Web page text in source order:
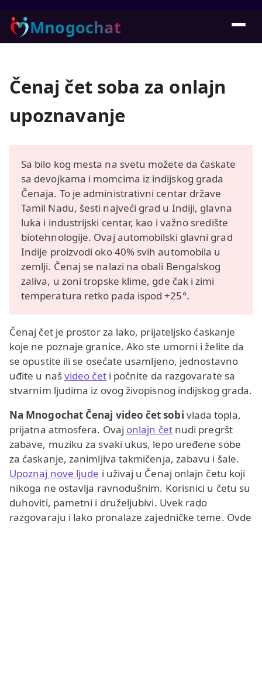
Mnogochat
Čenaj čet soba za onlajn
upoznavanje
Sa bilo kog mesta na svetu možete da ćaskate
sa devojkama i momcima iz indijskog grada
Čenaja. To je administrativni centar države
Tamil Nadu, šesti najveći grad u Indiji, glavna
luka i industrijski centar, kao i važno središte
biotehnologije. Ovaj automobilski glavni grad
Indije proizvodi oko 40% svih automobila u
zemlji. Čenaj se nalazi na obali Bengalskog
zaliva, u zoni tropske klime, gde čak i zimi
temperatura retko pada ispod +25°.
Čenaj čet je prostor za lako, prijateljsko ćaskanje
koje ne poznaje granice. Ako ste umorni i želite da
se opustite ili se osećate usamljeno, jednostavno
uđite u našvideo četi počnite da razgovarate sa
stvarnim ljudima iz ovog živopisnog indijskog grada.
Na Mnogochat Čenaj video čet sobi vlada topla,
prijatna atmosfera. Ovaj onlajn četnudi pregršt
zabave, muziku za svaki ukus, lepo uređene sobe
za ćaskanje, zanimljiva takmičenja, zabavu i šale.
Upoznaj nove ljude i uživaj u Čenaj onlajn četu koji
nikoga ne ostavlja ravnodušnim. Korisnici u četu su
duhoviti, pametni i druželjubivi. Uvek rado
razgovaraju i lako pronalaze zajedničke teme. Ovde